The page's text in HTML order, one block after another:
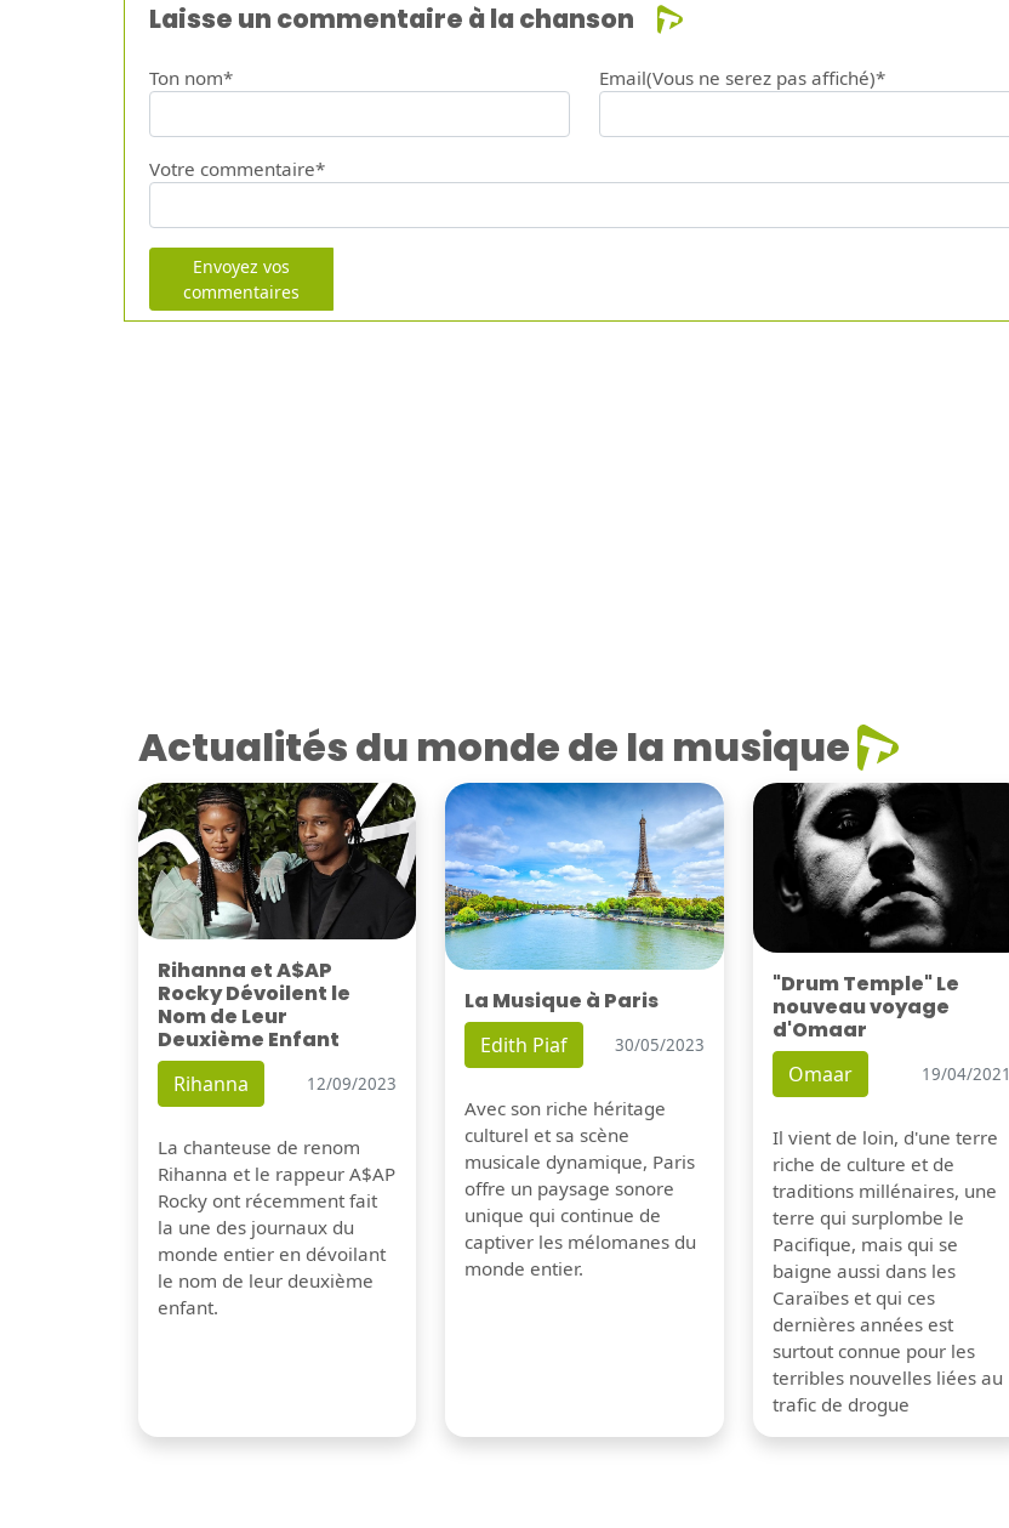
Laisse un commentaire à la chanson
Ton nom* Email(Vous ne serez pas affiché)*
Votre commentaire*
Envoyez vos
commentaires
Actualités du monde de la musique
Rihanna et A$AP
Rocky Dévoilent le
Nom de Leur
Deuxième Enfant
Rihanna 12/09/2023
La chanteuse de renom
Rihanna et le rappeur A$AP
Rocky ont récemment fait
la une des journaux du
monde entier en dévoilant
le nom de leur deuxième
enfant.
La Musique à Paris
Edith Piaf 30/05/2023
Avec son riche héritage
culturel et sa scène
musicale dynamique, Paris
offre un paysage sonore
unique qui continue de
captiver les mélomanes du
monde entier.
"Drum Temple" Le
nouveau voyage
d'Omaar
Omaar 19/04/2021
Il vient de loin, d'une terre
riche de culture et de
traditions millénaires, une
terre qui surplombe le
Pacifique, mais qui se
baigne aussi dans les
Caraïbes et qui ces
dernières années est
surtout connue pour les
terribles nouvelles liées au
trafic de drogue